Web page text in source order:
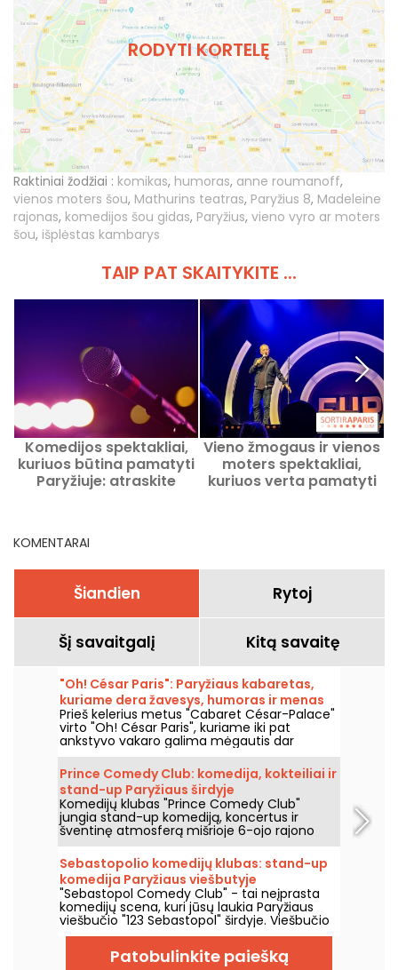
RODYTI KORTELĘ
Raktiniai žodžiai : komikas, humoras, anne roumanoff,
vienos moters šou, Mathurins teatras, Paryžius 8, Madeleine
rajonas, komedijos šou gidas, Paryžius, vieno vyro ar moters
šou, išplėstas kambarys
TAIP PAT SKAITYKITE ...
Komedijos spektakliai,
kuriuos būtina pamatyti
Paryžiuje: atraskite
Vieno žmogaus ir vienos
moters spektakliai,
kuriuos verta pamatyti
KOMENTARAI
Šiandien Rytoj
Šį savaitgalį Kitą savaitę
"Oh! César Paris": Paryžiaus kabaretas,
kuriame dera žavesys, humoras ir menas
Prieš kelerius metus "Cabaret César-Palace"
virto "Oh! César Paris", kuriame iki pat
ankstyvo vakaro galima mėgautis dar
neregėta vakarienių, šou ir klubų sinteze.
Prince Comedy Club: komedija, kokteiliai ir
stand-up Paryžiaus širdyje
Komedijų klubas "Prince Comedy Club"
jungia stand-up komediją, koncertus ir
šventinę atmosferą mišrioje 6-ojo rajono
vietoje. Tai vieta, kurią verta atrasti, norint
praleisti juoko ir gero humoro kupinus
vakarus.
Sebastopolio komedijų klubas: stand-up
komedija Paryžiaus viešbutyje
"Sebastopol Comedy Club" - tai neįprasta
komedijų scena, kuri jūsų laukia Paryžiaus
viešbučio "123 Sebastopol" širdyje. Viešbučio
širdyje kiekvieną savaitgalį jūsų laukia stand-
up scena, kurioje pasirodymus rengia
pripažinti menininkai.
Patobulinkite paiešką